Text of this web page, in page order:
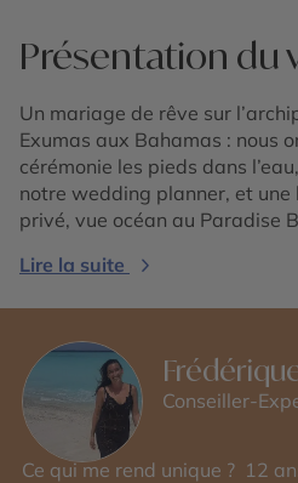
Présentation du
Un mariage de rêve sur
Exumas aux Bahamas : nous
cérémonie les pieds dans
notre wedding planner, et une
privé, vue océan au Paradise
Lire la suite
Conseiller-
Ce qui me rend unique ? 12